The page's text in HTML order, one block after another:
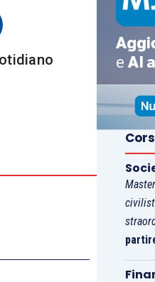
di canalette in
di un drago
opzione.
i bimbi più
bisogno di
scarpe, quindi è
possibili